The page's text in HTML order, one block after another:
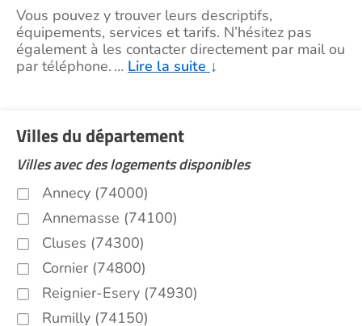
Vous pouvez y trouver leurs descriptifs,
équipements, services et tarifs. N’hésitez pas
également à les contacter directement par mail ou
par téléphone. … Lire la suite ↓
Villes du département
Villes avec des logements disponibles
Annecy (74000)
Annemasse (74100)
Cluses (74300)
Cornier (74800)
Reignier-Esery (74930)
Rumilly (74150)